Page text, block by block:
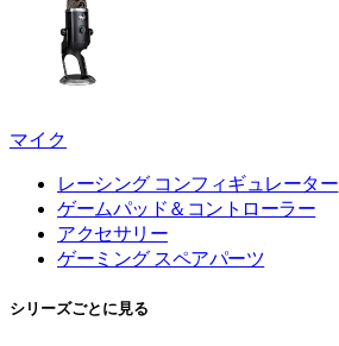
マイク
レーシング コンフィギュレーター
ゲームパッド＆コントローラー
アクセサリー
ゲーミング スペアパーツ
シリーズごとに見る